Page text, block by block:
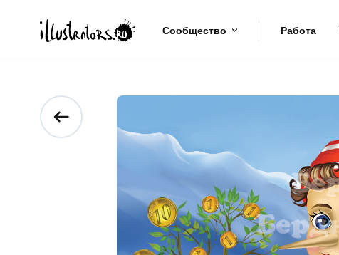
Сообщество Работа